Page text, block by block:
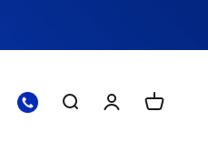
Nyissa meg a
Nyissa meg
Nyitott